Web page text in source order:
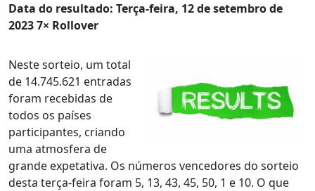
Data do resultado: Terça-feira, 12 de setembro de
2023 7× Rollover
Neste sorteio, um total
de 14.745.621 entradas
foram recebidas de
todos os países
participantes, criando
uma atmosfera de
grande expetativa. Os números vencedores do sorteio
desta terça-feira foram 5, 13, 43, 45, 50, 1 e 10. O que